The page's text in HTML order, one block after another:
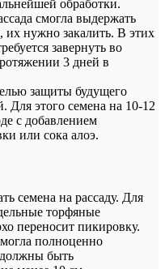
обработки.
смогла выдержать
их нужно закалить. В этих
завернуть во
3 дней в
защиты будущего
Для этого семена на 10-12
с добавлением
или сока алоэ.
семена на рассаду. Для
торфяные
переносит пикировку.
полноценно
должны быть